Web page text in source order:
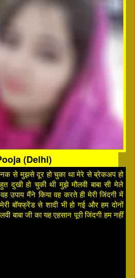
(Delhi)
से मुझसे दूर हो चुका था मेरे से ब्रेकअप हो
दुखी हो चुकी थी मुझे मौलवी बाबा सी मेले
उपाय मैंने किया वह करते ही मेरी जिंदगी में
बॉयफ्रेंड से शादी भी हो गई और हम दोनों
बाबा जी का यह एहसान पूरी जिंदगी हम नहीं